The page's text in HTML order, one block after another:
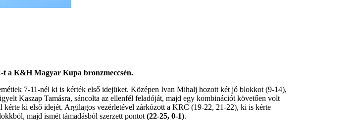
t a K&H Magyar Kupa bronzmeccsén.
7-11-nél ki is kérték első idejüket. Középen Ivan Mihalj hozott két jó blokkot (9-14),
Kaszap Tamásra, sáncolta az ellenfél feladóját, majd egy kombinációt követően volt
ki első idejét. Argilagos vezérletével zárkózott a KRC (19-22, 21-22), ki is kérte
majd ismét támadásból szerzett pontot (22-25, 0-1).